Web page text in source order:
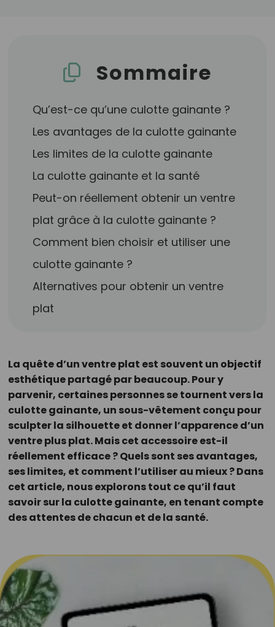
Sommaire
Qu’est-ce qu’une culotte gainante ?
Les avantages de la culotte gainante
Les limites de la culotte gainante
La culotte gainante et la santé
Peut-on réellement obtenir un ventre
plat grâce à la culotte gainante ?
Comment bien choisir et utiliser une
culotte gainante ?
Alternatives pour obtenir un ventre
plat
La quête d’un ventre plat est souvent un objectif
esthétique partagé par beaucoup. Pour y
parvenir, certaines personnes se tournent vers la
culotte gainante, un sous-vêtement conçu pour
sculpter la silhouette et donner l’apparence d’un
ventre plus plat. Mais cet accessoire est-il
réellement efficace ? Quels sont ses avantages,
ses limites, et comment l’utiliser au mieux ? Dans
cet article, nous explorons tout ce qu’il faut
savoir sur la culotte gainante, en tenant compte
des attentes de chacun et de la santé.